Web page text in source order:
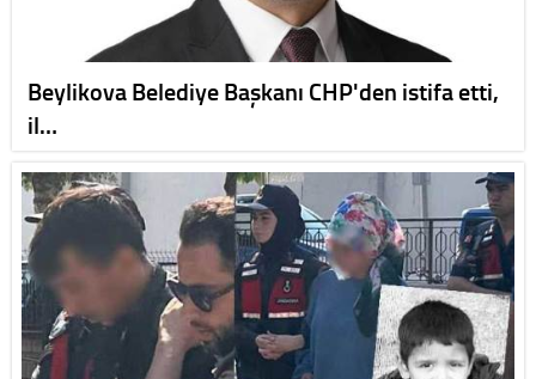
Beylikova Belediye Başkanı CHP'den istifa etti,
il…